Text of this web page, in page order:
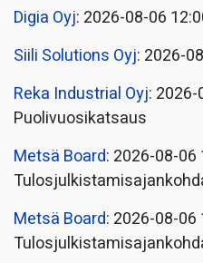
Digia Oyj: 2026-08-06
Siili Solutions Oyj: 2026-
Reka Industrial Oyj:
Puolivuosikatsaus
Metsä Board: 2026-08-06
Metsä Board: 2026-08-06